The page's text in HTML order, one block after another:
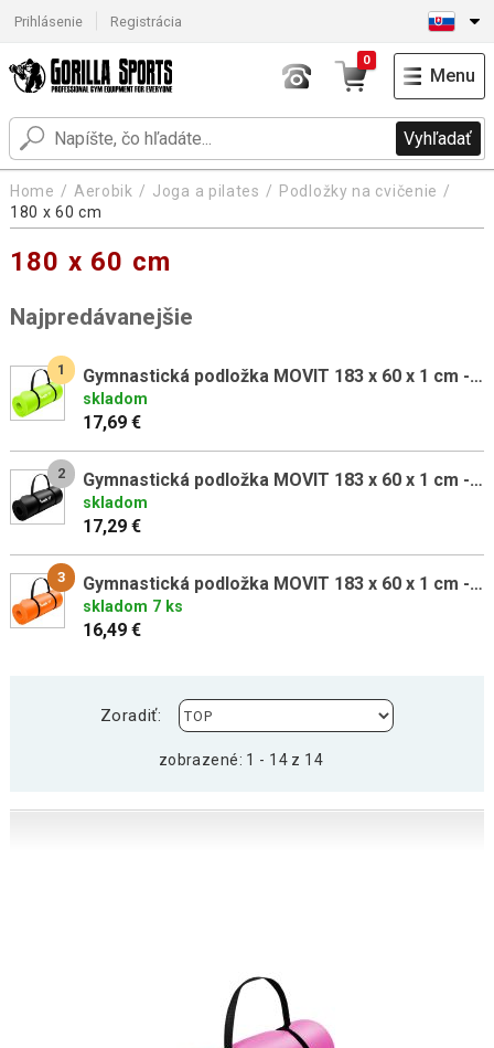
Prihlásenie Registrácia
Vyhľadať
0
Menu
Home Aerobik Joga a pilates
Podložky na cvičenie
180 x 60 cm
180 x 60 cm
Najpredávanejšie
1 Gymnastická podložka MOVIT 183 x 60 x 1 cm - limetka
skladom
17,69 €
2 Gymnastická podložka MOVIT 183 x 60 x 1 cm - čierna
skladom
17,29 €
3 Gymnastická podložka MOVIT 183 x 60 x 1 cm - marhuľová
skladom 7 ks
16,49 €
Zoradiť:
zobrazené: 1 - 14 z 14